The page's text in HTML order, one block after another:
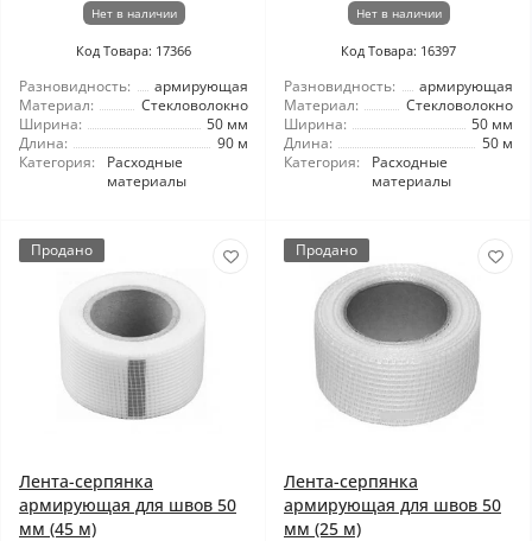
Нет в наличии
Код Товара: 17366
Разновидность:
армирующая
Материал:
Стекловолокно
Ширина:
50 мм
Длина:
90 м
Категория:
Расходные
материалы
Нет в наличии
Код Товара: 16397
Разновидность:
армирующая
Материал:
Стекловолокно
Ширина:
50 мм
Длина:
50 м
Категория:
Расходные
материалы
Продано
Лента-серпянка
армирующая для швов 50
мм (45 м)
Продано
Лента-серпянка
армирующая для швов 50
мм (25 м)